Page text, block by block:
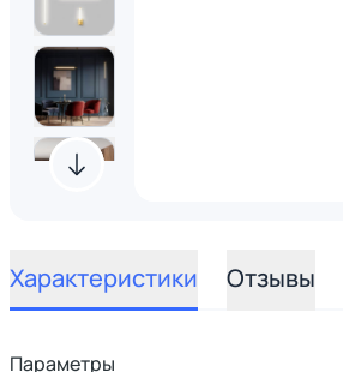
Характеристики Отзывы
Параметры